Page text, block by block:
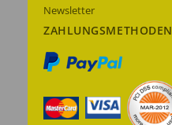
Newsletter
ZAHLUNGSMETHODEN